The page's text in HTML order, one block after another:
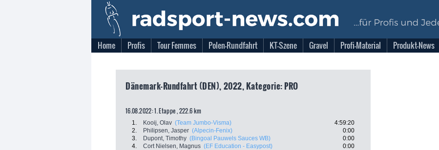
Home Profis Tour Femmes Polen-Rundfahrt KT-Szene Gravel Profi-Material Produkt-News
Dänemark-Rundfahrt (DEN), 2022, Kategorie: PRO
16.08.2022: 1. Etappe , 222.6 km
1. Kooij, Olav (Team Jumbo-Visma)
4:59:20
2.
Philipsen, Jasper (Alpecin-Fenix)
0:00
3.
Dupont, Timothy (Bingoal Pauwels Sauces WB)
0:00
4.
Cort Nielsen, Magnus (EF Education - Easypost)
0:00